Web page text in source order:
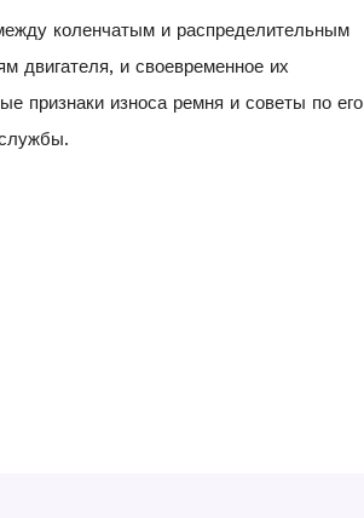
коленчатым и распределительным
двигателя, и своевременное их
признаки износа ремня и советы по его